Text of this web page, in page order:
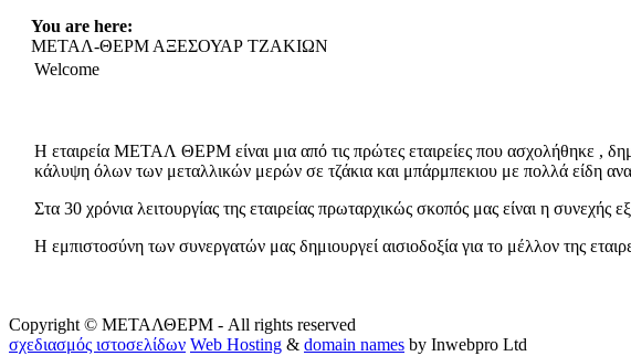
You are here:
ΜΕΤΑΛ-ΘΕΡΜ ΑΞΕΣΟΥΑΡ ΤΖΑΚΙΩΝ
Welcome
Η εταιρεία ΜΕΤΑΛ ΘΕΡΜ είναι μια από τις πρώτες εταιρείες που ασχολήθηκε ,
κάλυψη όλων των μεταλλικών μερών σε τζάκια και μπάρμπεκιου με πολλά είδη
Στα 30 χρόνια λειτουργίας της εταιρείας πρωταρχικώς σκοπός μας είναι η συνεχής
Η εμπιστοσύνη των συνεργατών μας δημιουργεί αισιοδοξία για το μέλλον της
Copyright © ΜΕΤΑΛΘΕΡΜ - All rights reserved
σχεδιασμός ιστοσελίδων Web Hosting & domain names by Inwebpro Ltd